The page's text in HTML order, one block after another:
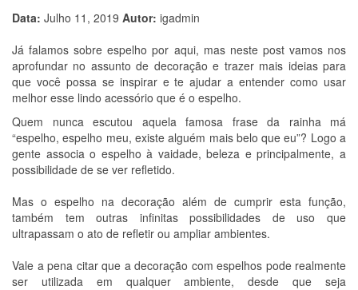
Data: Julho 11, 2019 Autor: igadmin
Já falamos sobre espelho por aqui, mas neste post vamos nos
aprofundar no assunto de decoração e trazer mais ideias para
que você possa se inspirar e te ajudar a entender como usar
melhor esse lindo acessório que é o espelho.
Quem nunca escutou aquela famosa frase da rainha má
“espelho, espelho meu, existe alguém mais belo que eu”? Logo a
gente associa o espelho à vaidade, beleza e principalmente, a
possibilidade de se ver refletido.
Mas o espelho na decoração além de cumprir esta função,
também tem outras infinitas possibilidades de uso que
ultrapassam o ato de refletir ou ampliar ambientes.
Vale a pena citar que a decoração com espelhos pode realmente
ser utilizada em qualquer ambiente, desde que seja